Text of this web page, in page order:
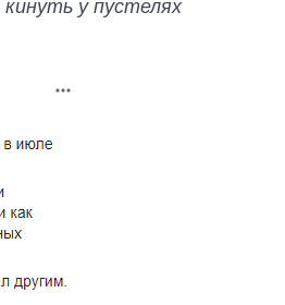
кинуть у пустелях